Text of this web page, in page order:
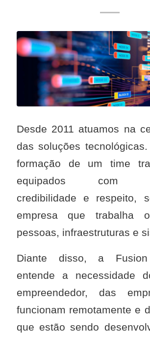
Desde 2011 atuamos na
das soluções
formação de um time
equipados com
credibilidade e respeito,
empresa que trabalha
pessoas, infraestruturas e
Diante disso, a Fusion
entende a necessidade
empreendedor, das
funcionam remotamente e
que estão sendo